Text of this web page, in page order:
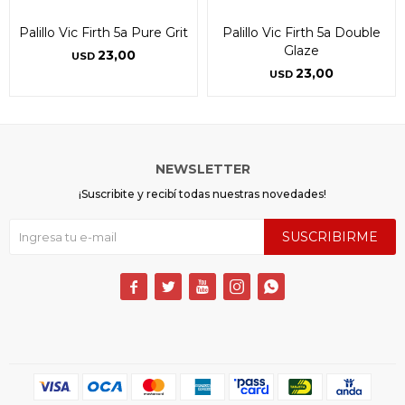
Palillo Vic Firth 5a Pure Grit
USD 23,00
Palillo Vic Firth 5a Double
Glaze
USD 23,00
NEWSLETTER
¡Suscribite y recibí todas nuestras novedades!
SUSCRIBIRME
    